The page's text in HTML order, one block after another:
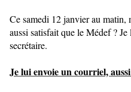
Ce samedi 12 janvier au
aussi satisfait que le Médef ? Je
secrétaire.
Je lui envoie un courriel,